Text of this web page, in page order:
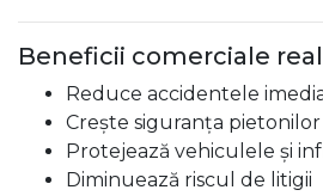
Beneficii comerciale
Reduce accidentele
Crește siguranța pietonilor
Protejează vehiculele și
Diminuează riscul de litigii